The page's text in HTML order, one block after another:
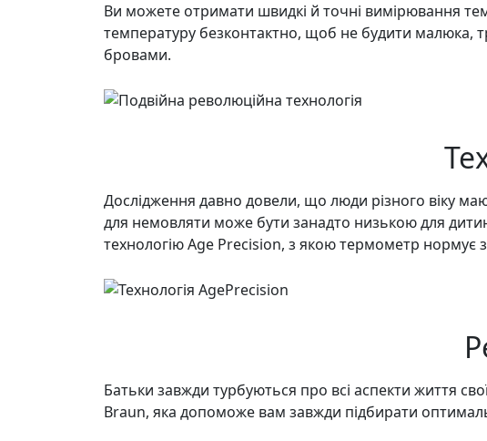
Ви можете отримати швидкі й точні вимірювання
температуру безконтактно, щоб не будити малюка,
бровами.
Дослідження давно довели, що люди різного віку
для немовляти може бути занадто низькою для
технологію Age Precision, з якою термометр нормує
Батьки завжди турбуються про всі аспекти життя
Braun, яка допоможе вам завжди підбирати